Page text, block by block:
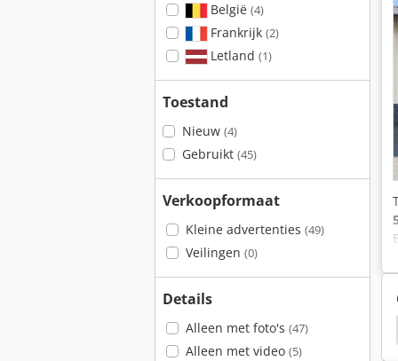
België (4)
Frankrijk (2)
Letland (1)
Toestand
Nieuw (4)
Gebruikt (45)
Verkoopformaat
Kleine advertenties (49)
Veilingen (0)
Details
Alleen met foto's (47)
Alleen met video (5)
Massey Ferguson 1114 Massey Ferguson 6255